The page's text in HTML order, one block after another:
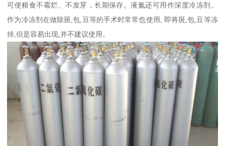
可使粮食不霉烂、不发芽，长期保存。液氮还可用作深度冷冻剂。
作为冷冻剂在做除斑,包,豆等的手术时常常也使用, 即将斑,包,豆等冻
掉,但是容易出现,并不建议使用。